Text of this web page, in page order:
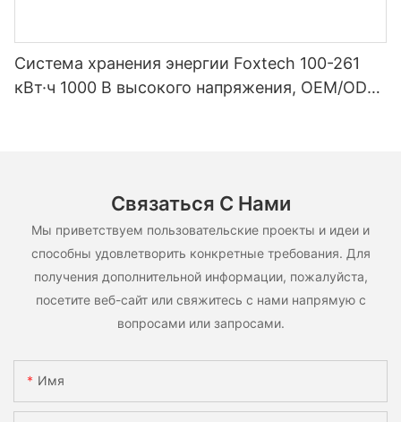
Система хранения энергии Foxtech 100-261
кВт·ч 1000 В высокого напряжения, OEM/ODM,
Связаться С Нами
Мы приветствуем пользовательские проекты и идеи и
способны удовлетворить конкретные требования. Для
получения дополнительной информации, пожалуйста,
посетите веб-сайт или свяжитесь с нами напрямую с
вопросами или запросами.
Имя